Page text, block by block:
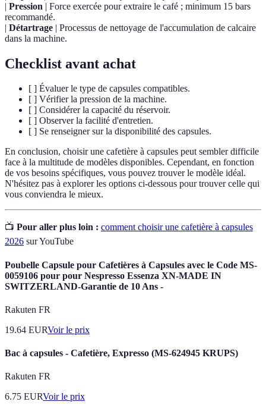
| Pression | Force exercée pour extraire le café ; minimum 15 bars
recommandé.
| Détartrage | Processus de nettoyage de l'accumulation de calcaire
dans la machine.
Checklist avant achat
[ ] Évaluer le type de capsules compatibles.
[ ] Vérifier la pression de la machine.
[ ] Considérer la capacité du réservoir.
[ ] Observer la facilité d'entretien.
[ ] Se renseigner sur la disponibilité des capsules.
En conclusion, choisir une cafetière à capsules peut sembler difficile
face à la multitude de modèles disponibles. Cependant, en fonction
de vos besoins spécifiques, vous pouvez trouver le modèle idéal.
N'hésitez pas à explorer les options ci-dessous pour trouver celle qui
vous conviendra le mieux.
📺 Pour aller plus loin : comment choisir une cafetière à capsules
2026 sur YouTube
Poubelle Capsule pour Cafetières à Capsules avec le Code MS-
0059106 pour pour Nespresso Essenza XN-MADE IN
SWITZERLAND-Garantie de 10 Ans -
Rakuten FR
19.64 EURVoir le prix
Bac à capsules - Cafetière, Expresso (MS-624945 KRUPS)
Rakuten FR
6.75 EURVoir le prix